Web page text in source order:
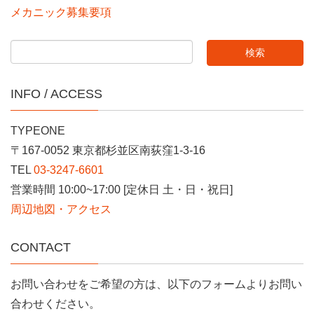
メカニック募集要項
INFO / ACCESS
TYPEONE
〒167-0052 東京都杉並区南荻窪1-3-16
TEL 03-3247-6601
営業時間 10:00~17:00 [定休日 土・日・祝日]
周辺地図・アクセス
CONTACT
お問い合わせをご希望の方は、以下のフォームよりお問い
合わせください。